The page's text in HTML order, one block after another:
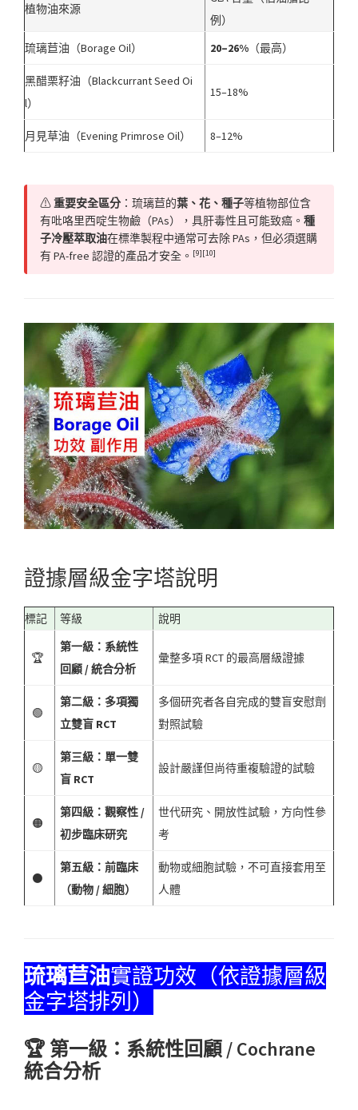
植物油來源
例）
琉璃苣油（Borage Oil）
20–26% （最高）
黑醋栗籽油（Blackcurrant Seed Oi
l）
15–18%
月見草油（Evening Primrose Oil） 8–12%
⚠重要安全區分 ：琉璃苣的葉、花、種子等植物部位含
有吡咯里西啶生物鹼（PAs），具肝毒性且可能致癌。 種
子冷壓萃取油在標準製程中通常可去除 PAs，但必須選購
有 PA-free 認證的產品才安全。 [9][10]
證據層級金字塔說明
標記 等級 說明
🏆
第一級：系統性
回顧 / 統合分析
彙整多項 RCT 的最高層級證據
🟢
第二級：多項獨
立雙盲 RCT
多個研究者各自完成的雙盲安慰劑
對照試驗
🟡
第三級：單一雙
盲 RCT
設計嚴謹但尚待重複驗證的試驗
🟠
第四級：觀察性 /
初步臨床研究
世代研究、開放性試驗，方向性參
考
⚫
第五級：前臨床
（動物 / 細胞）
動物或細胞試驗，不可直接套用至
人體
琉璃苣油實證功效（依證據層級
金字塔排列）
🏆 第一級：系統性回顧 / Cochrane
統合分析